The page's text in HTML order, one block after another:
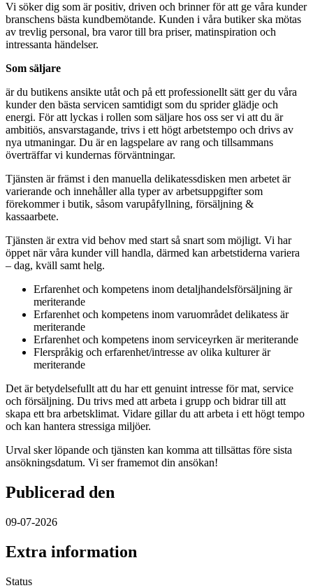
Vi söker dig som är positiv, driven och brinner för att ge våra kunder
branschens bästa kundbemötande. Kunden i våra butiker ska mötas
av trevlig personal, bra varor till bra priser, matinspiration och
intressanta händelser.
Som säljare
är du butikens ansikte utåt och på ett professionellt sätt ger du våra
kunder den bästa servicen samtidigt som du sprider glädje och
energi. För att lyckas i rollen som säljare hos oss ser vi att du är
ambitiös, ansvarstagande, trivs i ett högt arbetstempo och drivs av
nya utmaningar. Du är en lagspelare av rang och tillsammans
överträffar vi kundernas förväntningar.
Tjänsten är främst i den manuella delikatessdisken men arbetet är
varierande och innehåller alla typer av arbetsuppgifter som
förekommer i butik, såsom varupåfyllning, försäljning &
kassaarbete.
Tjänsten är extra vid behov med start så snart som möjligt. Vi har
öppet när våra kunder vill handla, därmed kan arbetstiderna variera
– dag, kväll samt helg.
Erfarenhet och kompetens inom detaljhandelsförsäljning är
meriterande
Erfarenhet och kompetens inom varuområdet delikatess är
meriterande
Erfarenhet och kompetens inom serviceyrken är meriterande
Flerspråkig och erfarenhet/intresse av olika kulturer är
meriterande
Det är betydelsefullt att du har ett genuint intresse för mat, service
och försäljning. Du trivs med att arbeta i grupp och bidrar till att
skapa ett bra arbetsklimat. Vidare gillar du att arbeta i ett högt tempo
och kan hantera stressiga miljöer.
Urval sker löpande och tjänsten kan komma att tillsättas före sista
ansökningsdatum. Vi ser framemot din ansökan!
Publicerad den
09-07-2026
Extra information
Status